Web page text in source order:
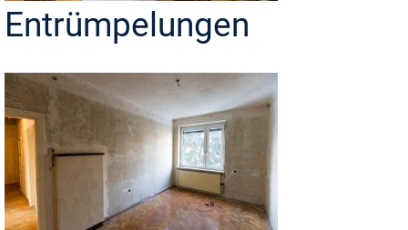
Entrümpelungen